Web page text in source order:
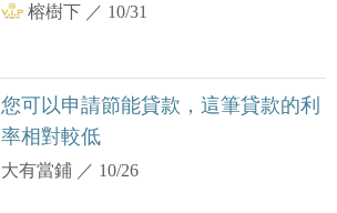
榕樹下 ／ 10/31
您可以申請節能貸款，這筆貸款的利
率相對較低
大有當鋪 ／ 10/26